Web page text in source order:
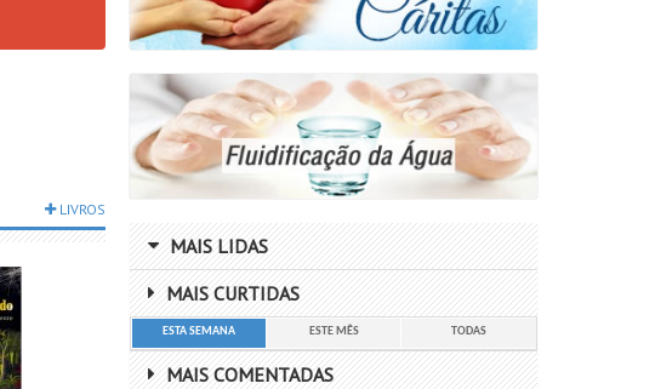
LIVROS
MAIS LIDAS
MAIS CURTIDAS
ESTA SEMANA ESTE MÊS TODAS
MAIS COMENTADAS